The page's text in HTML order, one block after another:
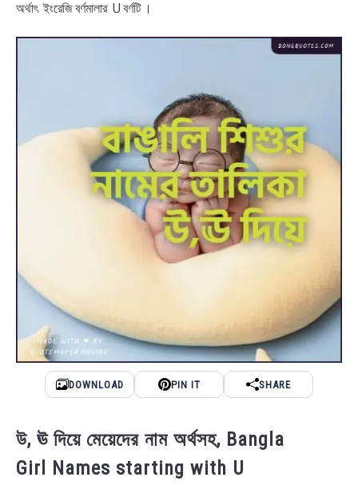
অর্থাৎ ইংরেজি বর্ণমালার U বর্ণটি ।
DOWNLOAD PIN IT SHARE
উ, ঊ দিয়ে মেয়েদের নাম অর্থসহ, Bangla
Girl Names starting with U